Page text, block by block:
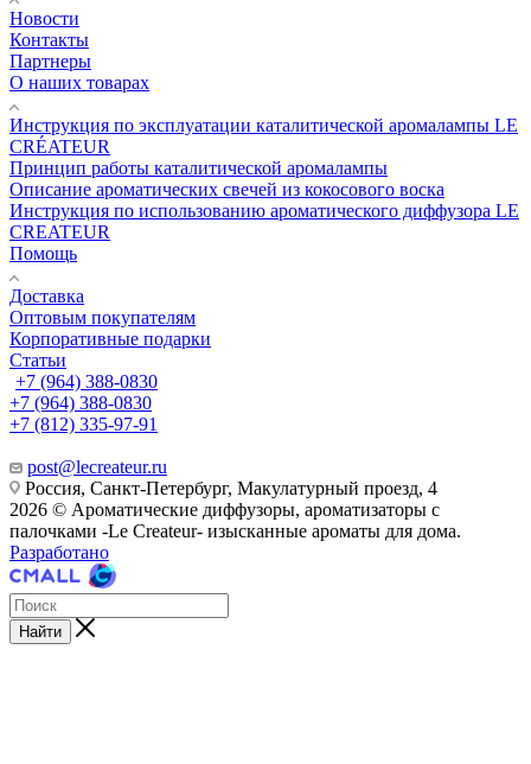
Новости
Контакты
Партнеры
О наших товарах
Инструкция по эксплуатации каталитической аромалампы LE
CRÉATEUR
Принцип работы каталитической аромалампы
Описание ароматических свечей из кокосового воска
Инструкция по использованию ароматического диффузора LE
CREATEUR
Помощь
Доставка
Оптовым покупателям
Корпоративные подарки
Статьи
+7 (964) 388-0830
+7 (964) 388-0830
+7 (812) 335-97-91
post@lecreateur.ru
Россия, Санкт-Петербург, Макулатурный проезд, 4
2026 © Ароматические диффузоры, ароматизаторы с
палочками -Le Createur- изысканные ароматы для дома.
Разработано
Найти